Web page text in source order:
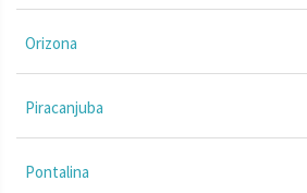
Orizona
Piracanjuba
Pontalina